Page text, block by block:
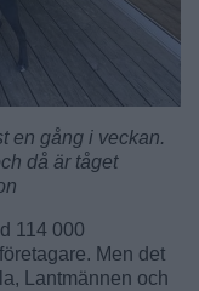
en gång i veckan.
då är tåget
114 000
Men det
Lantmännen och